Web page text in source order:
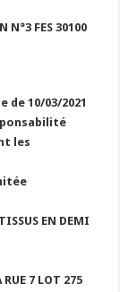
N°3 FES 30100
de 10/03/2021
les
EN DEMI
7 LOT 275